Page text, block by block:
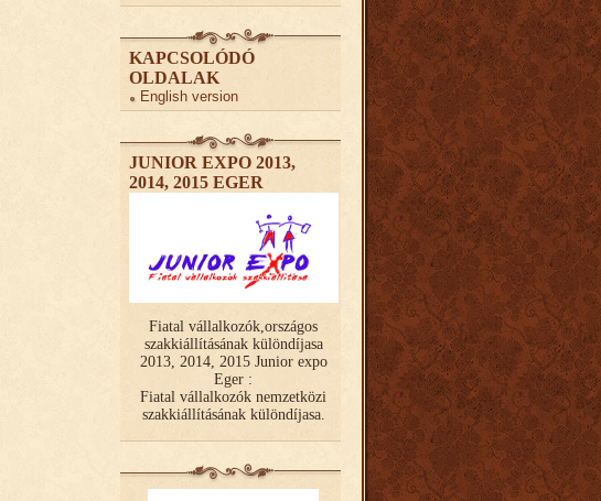
KAPCSOLÓDÓ
OLDALAK
English version
JUNIOR EXPO 2013,
2014, 2015 EGER
Fiatal vállalkozók,országos
szakkiállításának különdíjasa
2013, 2014, 2015 Junior expo
Eger :
Fiatal vállalkozók nemzetközi
szakkiállításának különdíjasa.